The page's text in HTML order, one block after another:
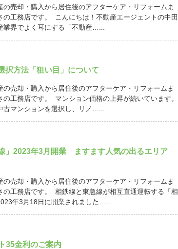
の売却・購入から居住後のアフターケア・リフォームま
の工務店です。 こんにちは！不動産エージェントの中田
業界でよく耳にする「不動産…...
択方法「狙い目」について
の売却・購入から居住後のアフターケア・リフォームま
の工務店です。 マンション価格の上昇が続いています。
古マンションを選択し、リノ…...
」2023年3月開業 ますます人気の出るエリア
の売却・購入から居住後のアフターケア・リフォームま
の工務店です。 相鉄線と東急線が相互直通運転する「相
年3月18日に開業されました…...
35金利のご案内